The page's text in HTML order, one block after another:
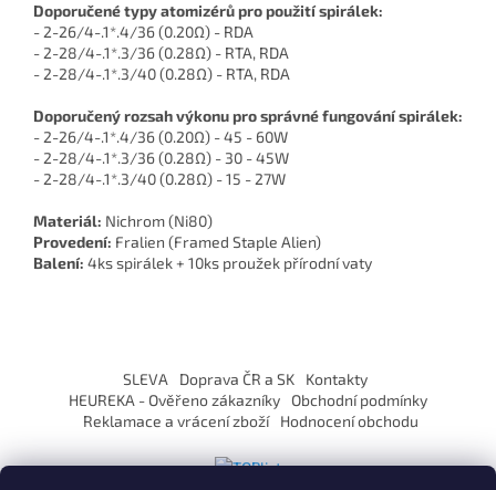
Doporučené typy atomizérů pro použití spirálek:
- 2-26/4-.1*.4/36 (0.20Ω) - RDA
- 2-28/4-.1*.3/36 (0.28Ω) - RTA, RDA
- 2-28/4-.1*.3/40 (0.28Ω) - RTA, RDA
Doporučený rozsah výkonu pro správné fungování spirálek:
- 2-26/4-.1*.4/36 (0.20Ω) - 45 - 60W
- 2-28/4-.1*.3/36 (0.28Ω) - 30 - 45W
- 2-28/4-.1*.3/40 (0.28Ω) - 15 - 27W
Materiál: Nichrom (Ni80)
Provedení: Fralien (Framed Staple Alien)
Balení: 4ks spirálek + 10ks proužek přírodní vaty
í
SLEVA Doprava ČR a SK
Kontakty
HEUREKA - Ověřeno zákazníky
Obchodní podmínky
Reklamace a vrácení zboží
Hodnocení obchodu